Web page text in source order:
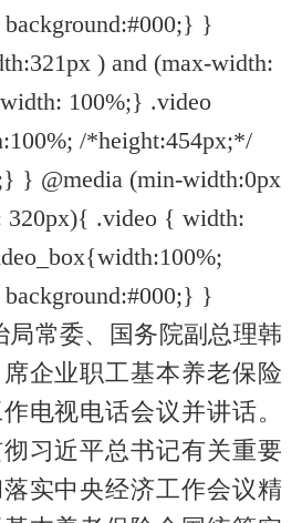
}
) and (max-width:
100%;} .video
/*height:454px;*/
} @media (min-width:0px
320px){ .video { width:
}
局常委、国务院副总理韩
企业职工基本养老保险
电视电话会议并讲话。
习近平总书记有关重要
实中央经济工作会议精